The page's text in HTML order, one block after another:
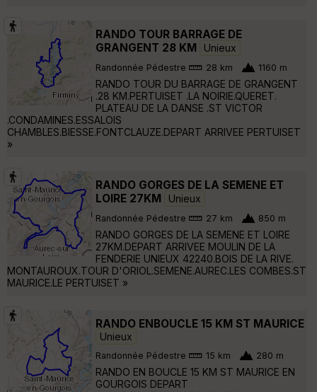
RANDO TOUR BARRAGE DE
GRANGENT 28 KM
Unieux
Randonnée Pédestre 28 km 1160 m
RANDO TOUR DU BARRAGE DE GRANGENT
.28 KM.PERTUISET .LA NOIRIE.QUERET.
PLATEAU DE LA DANSE .ST VICTOR
.CONDAMINES.ESSALOIS
CHAMBLES.BIESSE.FONTCLAUZE.DEPART ARRIVEE PERTUISET
»
RANDO GORGES DE LA SEMENE ET
LOIRE 27KM
Unieux
Randonnée Pédestre 27 km 850 m
RANDO GORGES DE LA SEMENE ET LOIRE
27KM.DEPART ARRIVEE MOULIN DE LA
FENDERIE UNIEUX 42240.BOIS DE LA RIVE.
MONTAUROUX.TOUR D'ORIOL.SEMENE.AUREC.LES COMBES.ST
MAURICE.LE PERTUISET »
RANDO ENBOUCLE 15 KM ST MAURICE
Unieux
Randonnée Pédestre 15 km 280 m
RANDO EN BOUCLE 15 KM ST MAURICE EN
GOURGOIS DEPART